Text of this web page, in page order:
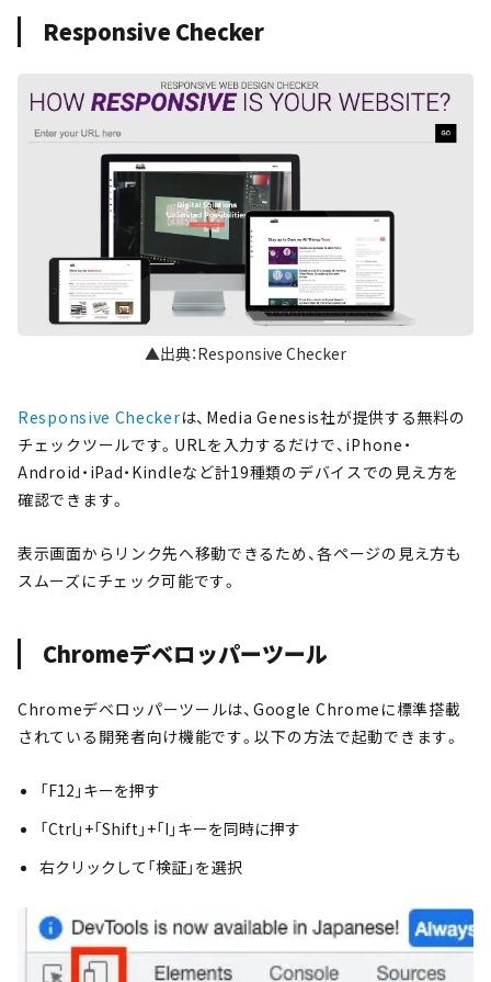
Responsive Checker
▲出典：Responsive Checker
Responsive Checkerは、Media Genesis社が提供する無料の
チェックツールです。URLを入力するだけで、iPhone・
Android・iPad・Kindleなど計19種類のデバイスでの見え方を
確認できます。
表示画面からリンク先へ移動できるため、各ページの見え方も
スムーズにチェック可能です。
Chromeデベロッパーツール
Chromeデベロッパーツールは、Google Chromeに標準搭載
されている開発者向け機能です。以下の方法で起動できます。
「F12」キーを押す
「Ctrl」+「Shift」+「I」キーを同時に押す
右クリックして「検証」を選択